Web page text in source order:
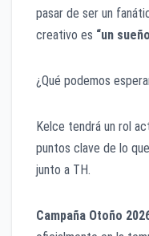
pasar de ser un
creativo es “un
¿Qué podemos
Kelce tendrá un rol
puntos clave de lo
junto a TH.
Campaña Otoño